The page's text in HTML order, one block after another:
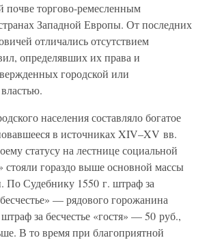
почве торгово-ремесленным
Западной Европы. От последних
отличались отсутствием
определявших их права и
городской или
населения составляло богатое
в источниках XIV–XV вв.
статусу на лестнице социальной
стояли гораздо выше основной массы
По Судебнику 1550 г. штраф за
— рядового горожанина
за бесчестье «гостя» — 50 руб.,
В то время при благоприятной